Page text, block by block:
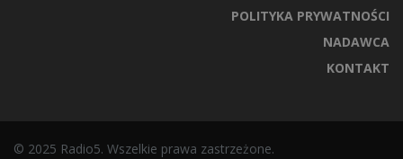
POLITYKA PRYWATNOŚCI
NADAWCA
KONTAKT
© 2025 Radio5. Wszelkie prawa zastrzeżone.